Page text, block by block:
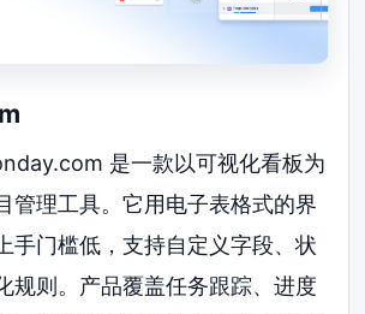
是一款以可视化看板为
管理工具。它用电子表格式的界
手门槛低，支持自定义字段、状
规则。产品覆盖任务跟踪、进度